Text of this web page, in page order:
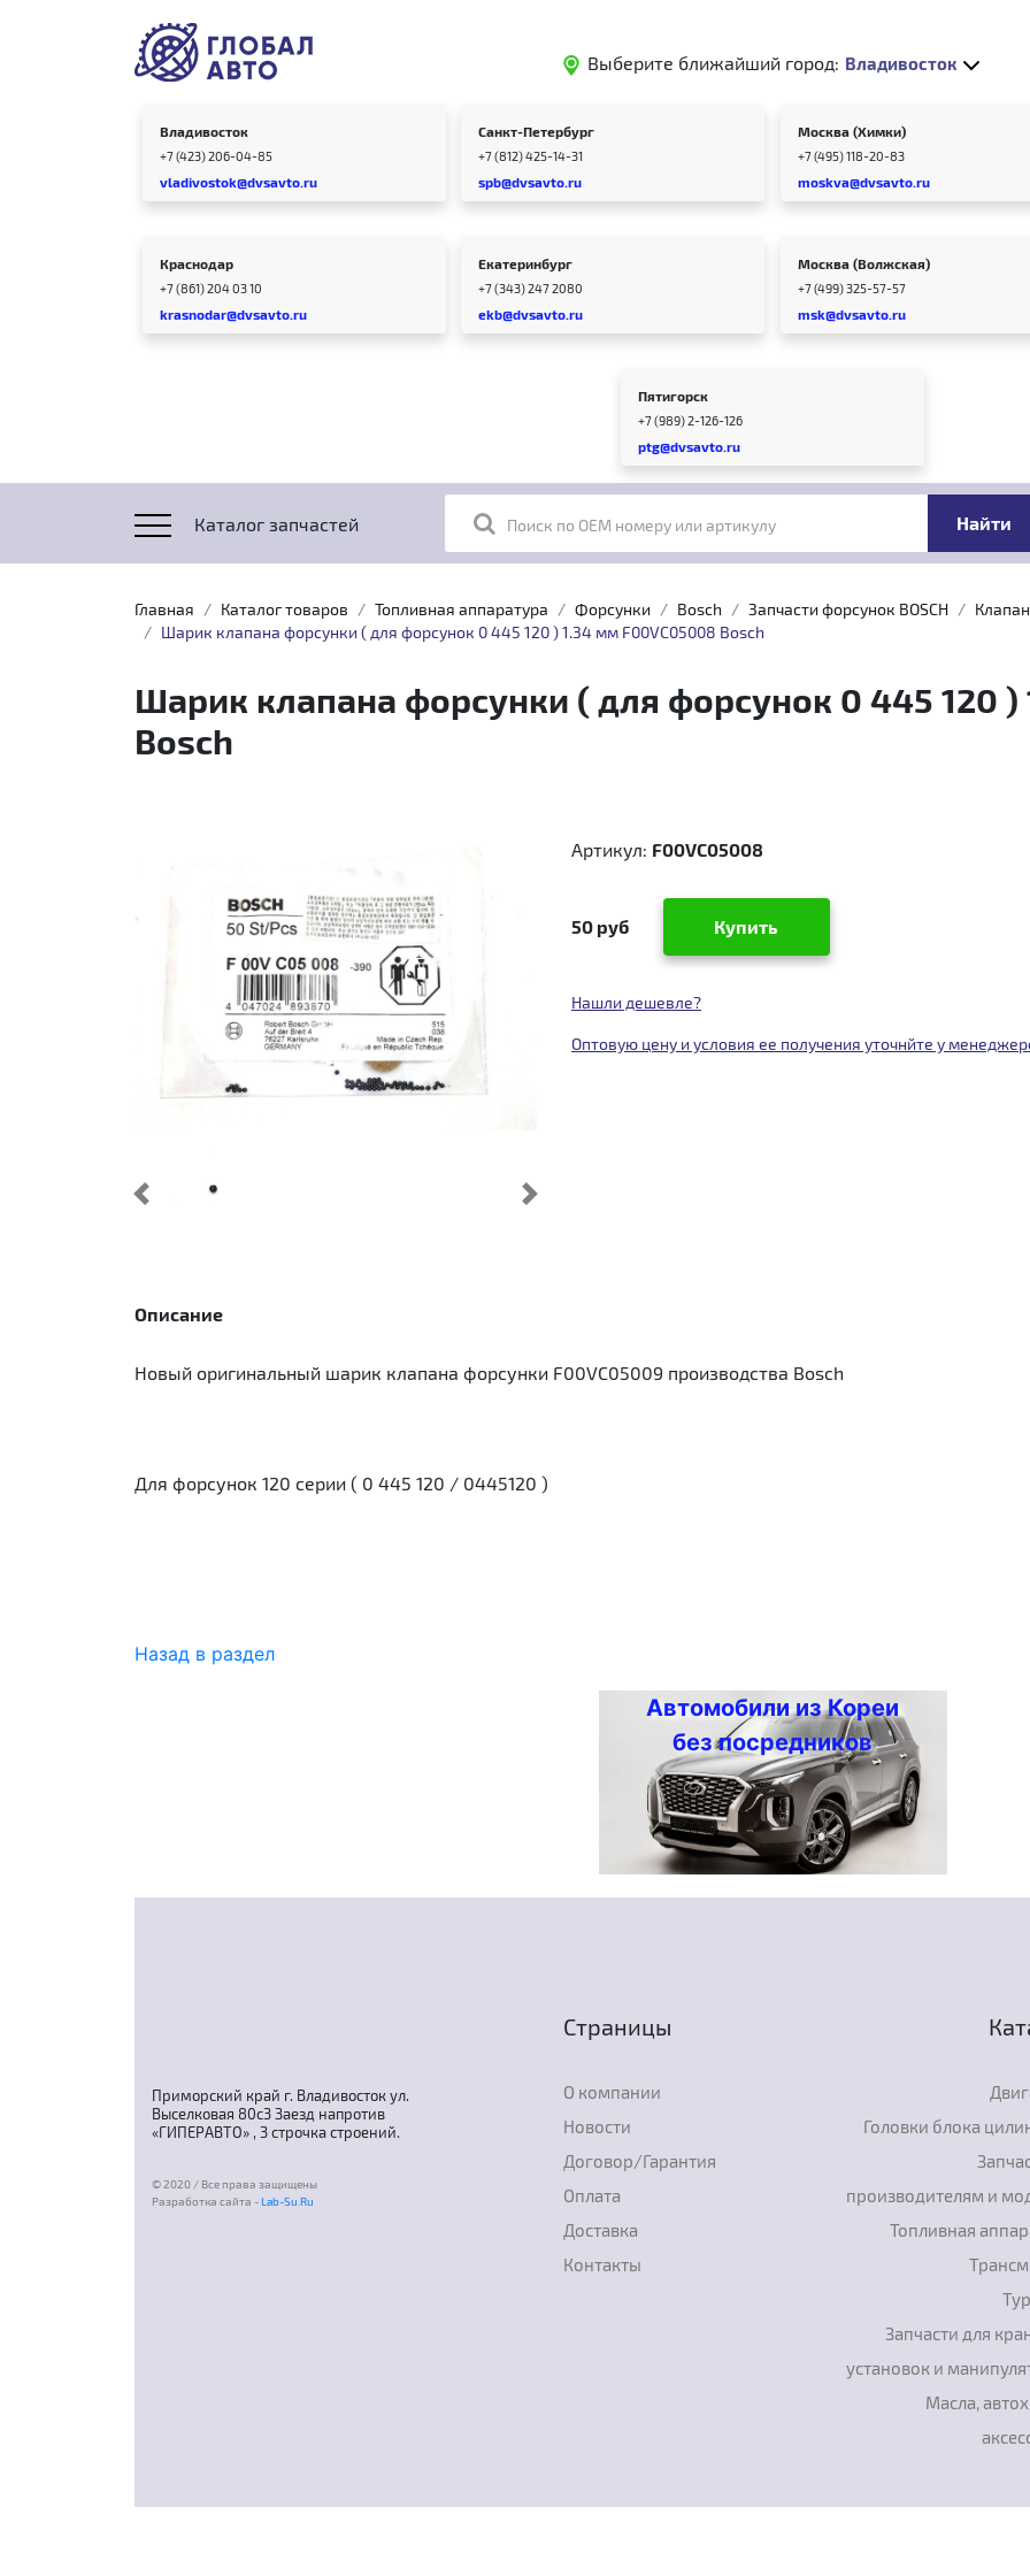
Выберите ближайший город: Владивосток
Владивосток
+7 (423) 206-04-85
vladivostok@dvsavto.ru
Санкт-Петербург
+7 (812) 425-14-31
spb@dvsavto.ru
Москва (Химки)
+7 (495) 118-20-83
moskva@dvsavto.ru
Краснодар
+7 (861) 204 03 10
krasnodar@dvsavto.ru
Екатеринбург
+7 (343) 247 2080
ekb@dvsavto.ru
Москва (Волжская)
+7 (499) 325-57-57
msk@dvsavto.ru
Пятигорск
+7 (989) 2-126-126
ptg@dvsavto.ru
Каталог запчастей Поиск по OEM номеру или артикулу
Главная Каталог товаров Топливная аппаратура Форсунки Bosch Запчасти форсунок BOSCH
Шарик клапана форсунки ( для форсунок 0 445 120 ) 1.34 мм F00VC05008 Bosch
Шарик клапана форсунки ( для форсунок 0 445 120
Bosch
Предыдущий Cледующий
Артикул: F00VC05008
50 руб Купить
Нашли дешевле?
Оптовую цену и условия ее получения уточнйте у
Описание
Новый оригинальный шарик клапана форсунки F00VC05009 производства Bosch
Для форсунок 120 серии ( 0 445 120 / 0445120 )
Назад в раздел
Автомобили из Кореи
без посредников
Приморский край г. Владивосток ул.
Выселковая 80с3 Заезд напротив
«ГИПЕРАВТО» , 3 строчка строений.
© 2020 / Все права защищены
Разработка сайта -Lab-Su.Ru
Страницы
О компании
Новости
Договор/Гарантия
Оплата
Доставка
Контакты
Головки блока
производителям и
Топливная
Запчасти для
установок и
Масла,